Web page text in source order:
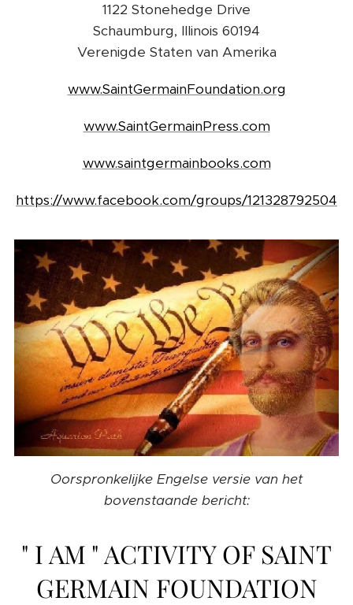
1122 Stonehedge Drive
Schaumburg, Illinois 60194
Verenigde Staten van Amerika
www.SaintGermainFoundation.org
www.SaintGermainPress.com
www.saintgermainbooks.com
https://www.facebook.com/groups/121328792504
Oorspronkelijke Engelse versie van het
bovenstaande bericht:
" I AM " ACTIVITY OF SAINT
GERMAIN FOUNDATION